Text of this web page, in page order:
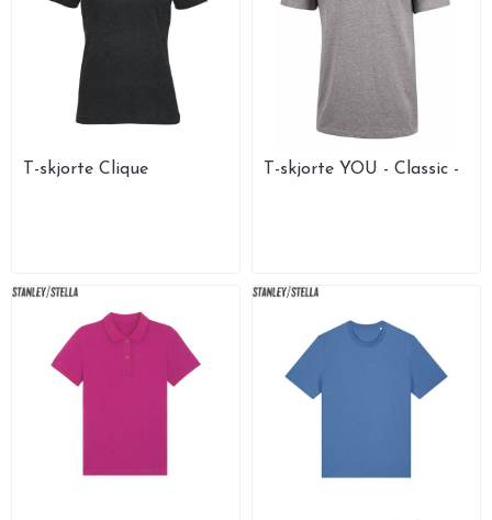
T-skjorte Clique
T-skjorte YOU - Classic -